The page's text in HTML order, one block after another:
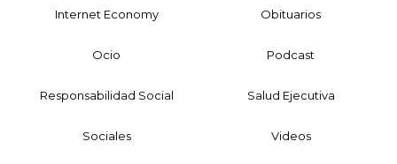
Internet Economy Obituarios
Ocio Podcast
Responsabilidad Social Salud Ejecutiva
Sociales Videos